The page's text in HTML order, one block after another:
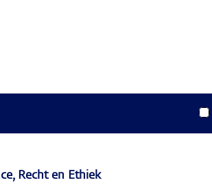
Recht en Ethiek